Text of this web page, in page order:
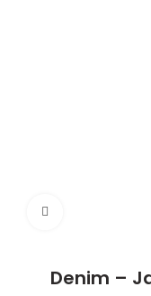
Denim –